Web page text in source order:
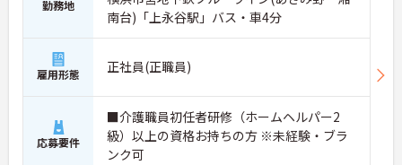
勤務地
南台)「上永谷駅」バス・車4分
雇用形態 正社員(正職員)
応募要件
■介護職員初任者研修（ホームヘルパー2
級）以上の資格お持ちの方 ※未経験・ブラ
ンク可